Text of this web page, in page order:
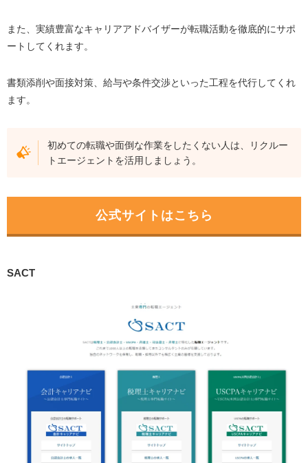
また、実績豊富なキャリアアドバイザーが転職活動を徹底的にサポ
ートしてくれます。
書類添削や面接対策、給与や条件交渉といった工程を代行してくれ
ます。
初めての転職や面倒な作業をしたくない人は、リクルー
トエージェントを活用しましょう。
公式サイトはこちら
SACT